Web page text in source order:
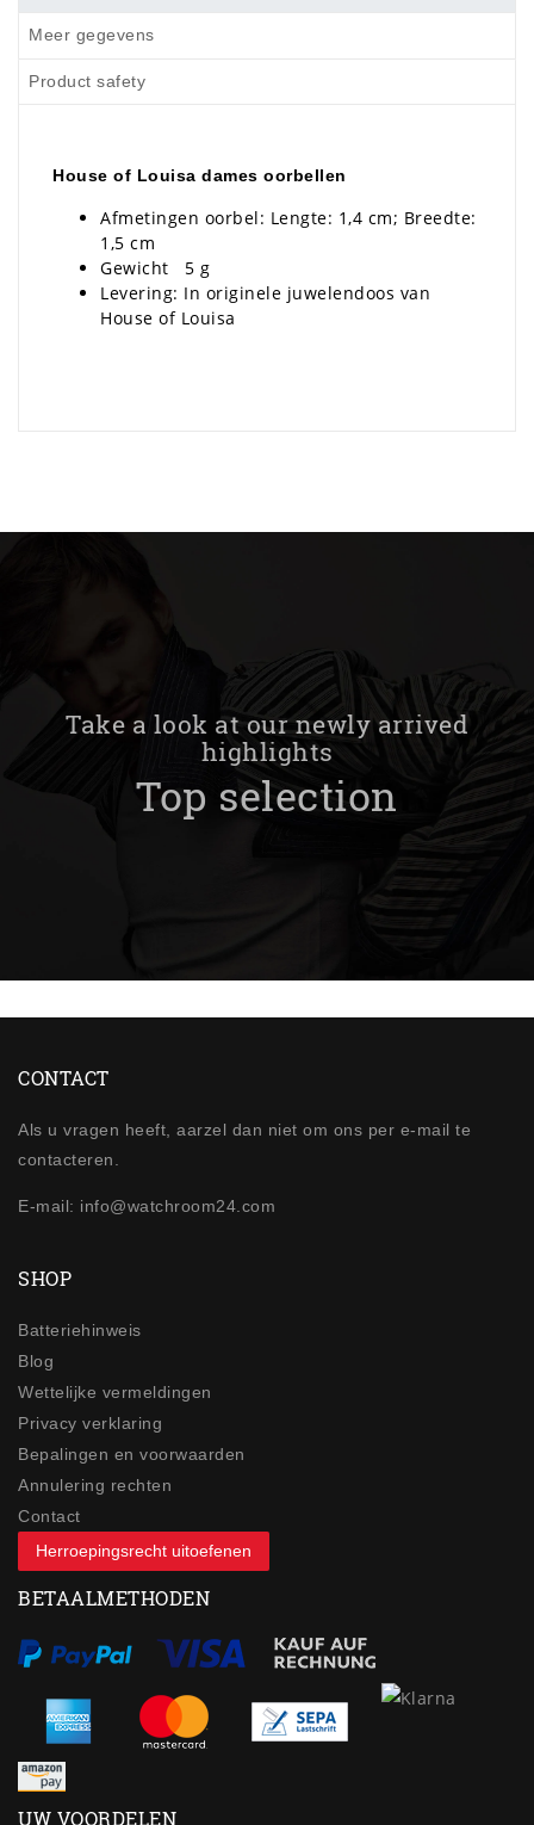
Meer gegevens
Product safety
House of Louisa dames oorbellen
Afmetingen oorbel: Lengte: 1,4 cm; Breedte:
1,5 cm
Gewicht 5 g
Levering: In originele juwelendoos van
House of Louisa
Take a look at our newly arrived
highlights
Top selection
CONTACT
Als u vragen heeft, aarzel dan niet om ons per e-mail te
contacteren.
E-mail: info@watchroom24.com
SHOP
Batteriehinweis
Blog
Wettelijke vermeldingen
Privacy verklaring
Bepalingen en voorwaarden
Annulering rechten
Contact
Herroepingsrecht uitoefenen
BETAALMETHODEN
UW VOORDELEN